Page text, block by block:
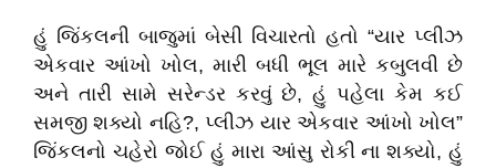
હું જિંકલની બાજુમાં બેસી વિચારતો હતો “યાર પ્લીઝ
એકવાર આંખો ખોલ, મારી બધી ભૂલ મારે કબુલવી છે
અને તારી સામે સરેન્ડર કરવું છે, હું પહેલા કેમ કઈ
સમજી શક્યો નહિ?, પ્લીઝ યાર એકવાર આંખો ખોલ”
જિંકલનો ચહેરો જોઈ હું મારા આંસુ રોકી ના શક્યો, હું